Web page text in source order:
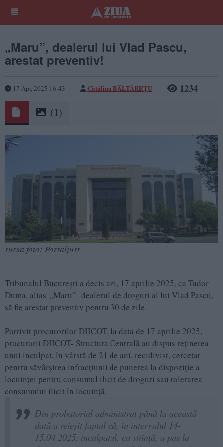
„Maru”, dealerul lui Vlad Pascu,
arestat preventiv!
17 Apr, 2025 16:43 Cătălina BĂLTĂREȚU 1234
(1)
sursa foto: Portaljust
Tribunalul București a decis azi, 17 aprilie 2025, ca Tudor
Duma, alias „Maru” dealerul de droguri al lui Vlad Pascu,
să fie arestat preventiv pentru 30 de zile.
Potrivit procurorilor DIICOT, la data de 17 aprilie 2025,
procurorii DIICOT- Structura Centrală au dispus reținerea
unui inculpat, în vârstă de 21 de ani, recidivist, cercetat
pentru săvârșirea infracțiunii de punerea la dispoziție a
locuinței pentru consumul ilicit de droguri sau tolerarea
consumului ilicit în locuință.
Din probatoriul administrat până la această
dată a reieșit faptul că, în intervalul 14-
15.04.2025, inculpatul, cu stiință, a pus la